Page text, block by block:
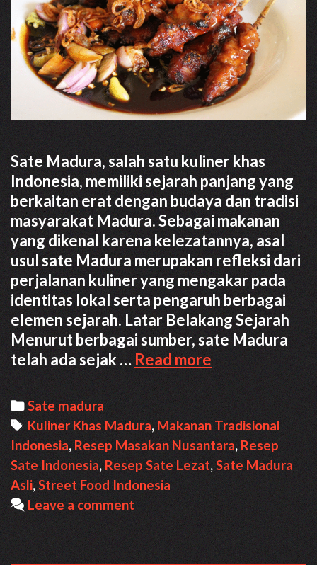
Sate Madura, salah satu kuliner khas
Indonesia, memiliki sejarah panjang yang
berkaitan erat dengan budaya dan tradisi
masyarakat Madura. Sebagai makanan
yang dikenal karena kelezatannya, asal
usul sate Madura merupakan refleksi dari
perjalanan kuliner yang mengakar pada
identitas lokal serta pengaruh berbagai
elemen sejarah. Latar Belakang Sejarah
Menurut berbagai sumber, sate Madura
telah ada sejak … Read more Sate
Madura
Asli:
Rahasia
Bumbu
Kacang
yang
Lezat
Categories
Sate madura
Tags
Kuliner Khas Madura,Makanan Tradisional
Indonesia, Resep Masakan Nusantara, Resep
Sate Indonesia, Resep Sate Lezat,Sate Madura
Asli,Street Food Indonesia
Leave a comment